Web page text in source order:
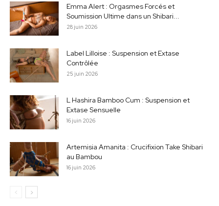
Emma Alert : Orgasmes Forcés et
Soumission Ultime dans un Shibari...
28 juin 2026
Label Lilloise : Suspension et Extase
Contrôlée
25 juin 2026
L Hashira Bamboo Cum : Suspension et
Extase Sensuelle
16 juin 2026
Artemisia Amanita : Crucifixion Take Shibari
au Bambou
16 juin 2026